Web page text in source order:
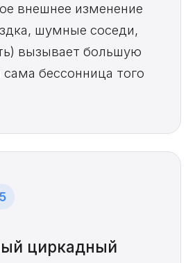
внешнее изменение
шумные соседи,
вызывает большую
бессонница того
циркадный